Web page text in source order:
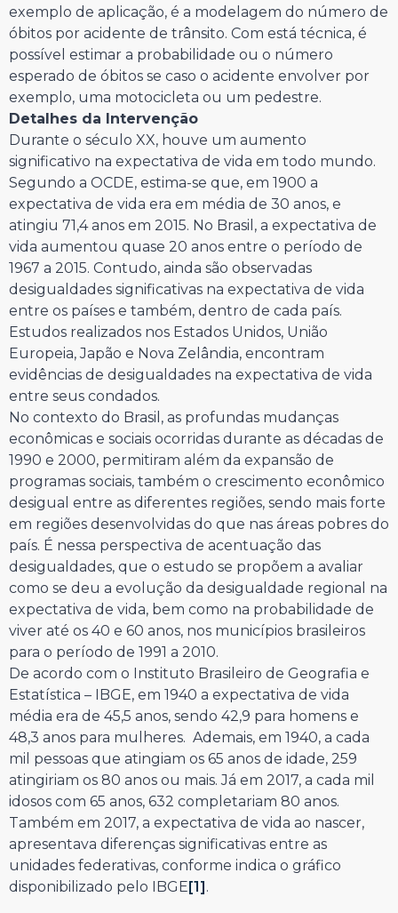
exemplo de aplicação, é a modelagem do número de
óbitos por acidente de trânsito. Com está técnica, é
possível estimar a probabilidade ou o número
esperado de óbitos se caso o acidente envolver por
exemplo, uma motocicleta ou um pedestre.
Detalhes da Intervenção
Durante o século XX, houve um aumento
significativo na expectativa de vida em todo mundo.
Segundo a OCDE, estima-se que, em 1900 a
expectativa de vida era em média de 30 anos, e
atingiu 71,4 anos em 2015. No Brasil, a expectativa de
vida aumentou quase 20 anos entre o período de
1967 a 2015. Contudo, ainda são observadas
desigualdades significativas na expectativa de vida
entre os países e também, dentro de cada país.
Estudos realizados nos Estados Unidos, União
Europeia, Japão e Nova Zelândia, encontram
evidências de desigualdades na expectativa de vida
entre seus condados.
No contexto do Brasil, as profundas mudanças
econômicas e sociais ocorridas durante as décadas de
1990 e 2000, permitiram além da expansão de
programas sociais, também o crescimento econômico
desigual entre as diferentes regiões, sendo mais forte
em regiões desenvolvidas do que nas áreas pobres do
país. É nessa perspectiva de acentuação das
desigualdades, que o estudo se propõem a avaliar
como se deu a evolução da desigualdade regional na
expectativa de vida, bem como na probabilidade de
viver até os 40 e 60 anos, nos municípios brasileiros
para o período de 1991 a 2010.
De acordo com o Instituto Brasileiro de Geografia e
Estatística – IBGE, em 1940 a expectativa de vida
média era de 45,5 anos, sendo 42,9 para homens e
48,3 anos para mulheres. Ademais, em 1940, a cada
mil pessoas que atingiam os 65 anos de idade, 259
atingiriam os 80 anos ou mais. Já em 2017, a cada mil
idosos com 65 anos, 632 completariam 80 anos.
Também em 2017, a expectativa de vida ao nascer,
apresentava diferenças significativas entre as
unidades federativas, conforme indica o gráfico
disponibilizado pelo IBGE[1].